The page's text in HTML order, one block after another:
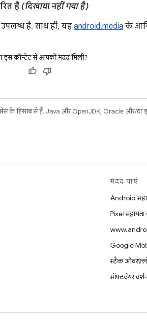
है (दिखाया नहीं गया है)
है. साथ ही, यहandroid.media के
इस कॉन्टेंट से आपको मदद मिली?
के हिसाब से हैं. Java और OpenJDK, Oracle और/या
मदद पाएं
Android
Pixel सहायता
Google
स्टैक
सॉफ़्टवेयर